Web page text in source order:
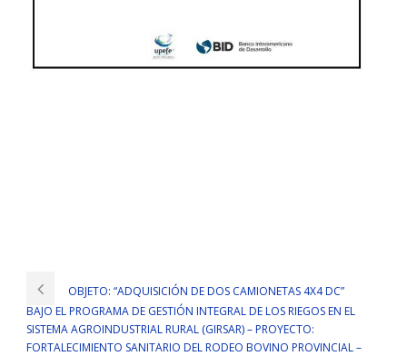
OBJETO: “ADQUISICIÓN DE DOS CAMIONETAS 4X4 DC”
BAJO EL PROGRAMA DE GESTIÓN INTEGRAL DE LOS RIEGOS EN EL
SISTEMA AGROINDUSTRIAL RURAL (GIRSAR) – PROYECTO:
FORTALECIMIENTO SANITARIO DEL RODEO BOVINO PROVINCIAL –